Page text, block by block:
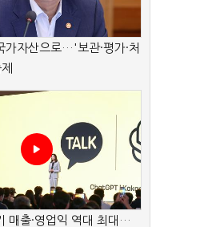
가자산으로…'보관·평가·처
매출·영업익 역대 최대…